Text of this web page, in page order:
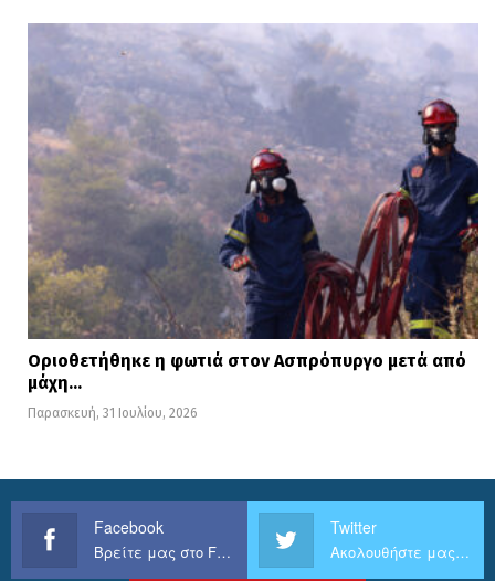
Οριοθετήθηκε η φωτιά στον Ασπρόπυργο μετά από
μάχη…
Παρασκευή, 31 Ιουλίου, 2026
Facebook
Βρείτε μας στο Facebook
Twitter
Ακολουθήστε μας στο Twitter